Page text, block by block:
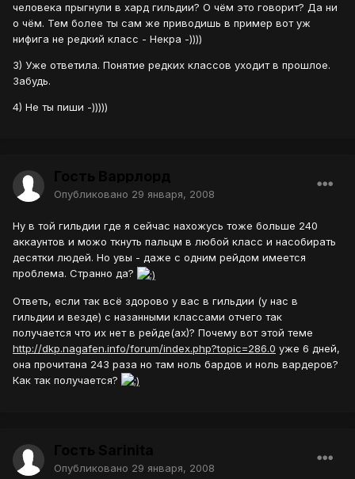
человека прыгнули в хард гильдии? О чём это говорит? Да ни
о чём. Тем более ты сам же приводишь в пример вот уж
нифига не редкий класс - Некра -))))
3) Уже ответила. Понятие редких классов уходит в прошлое.
Забудь.
4) Не ты пиши -)))))
Опубликовано 29 января, 2008
Ну в той гильдии где я сейчас нахожусь тоже больше 240
аккаунтов и можо ткнуть пальцм в любой класс и насобирать
десятки людей. Но увы - даже с одним рейдом имеется
проблема. Странно да?
Ответь, если так всё здорово у вас в гильдии (у нас в
гильдии и везде) с назанными классами отчего так
получается что их нет в рейде(ах)? Почему вот этой теме
http://dkp.nagafen.info/forum/index.php?topic=286.0 уже 6 дней,
она прочитана 243 раза но там ноль бардов и ноль вардеров?
Как так получается?
Опубликовано 29 января, 2008